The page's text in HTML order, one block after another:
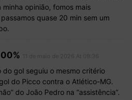
minha opinião, fomos mais
quase 20 min sem um
do gol seguiu o mesmo critério
do Picco contra o Atlético-MG.
do João Pedro na “assistência”.